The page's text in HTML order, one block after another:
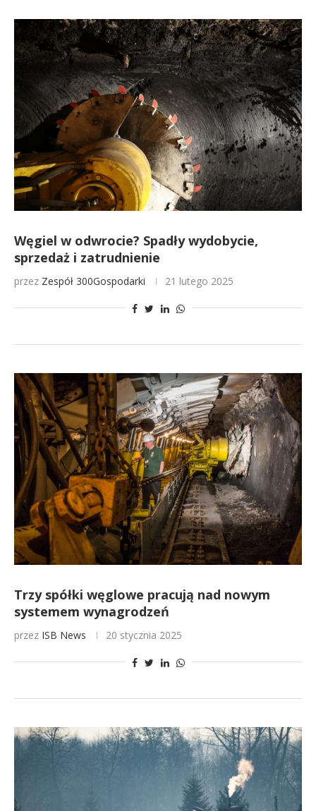
Węgiel w odwrocie? Spadły wydobycie,
sprzedaż i zatrudnienie
przez Zespół 300Gospodarki 21 lutego 2025
Trzy spółki węglowe pracują nad nowym
systemem wynagrodzeń
przez ISB News 20 stycznia 2025